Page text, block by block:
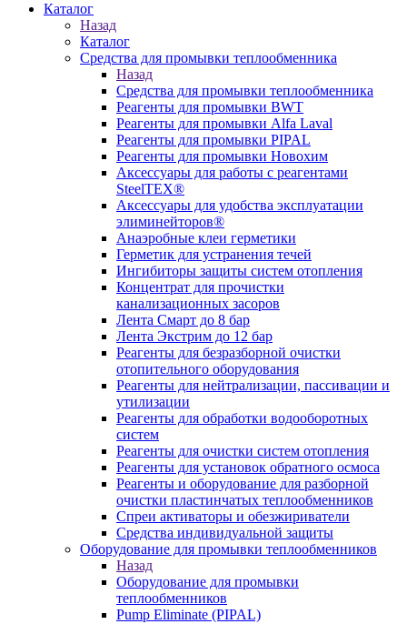
Каталог
Назад
Каталог
Средства для промывки теплообменника
Назад
Средства для промывки теплообменника
Реагенты для промывки BWT
Реагенты для промывки Alfa Laval
Реагенты для промывки PIPAL
Реагенты для промывки Новохим
Аксессуары для работы с реагентами
SteelTEX®
Аксессуары для удобства эксплуатации
элиминейторов®
Анаэробные клеи герметики
Герметик для устранения течей
Ингибиторы защиты систем отопления
Концентрат для прочистки
канализационных засоров
Лента Смарт до 8 бар
Лента Экстрим до 12 бар
Реагенты для безразборной очистки
отопительного оборудования
Реагенты для нейтрализации, пассивации и
утилизации
Реагенты для обработки водооборотных
систем
Реагенты для очистки систем отопления
Реагенты для установок обратного осмоса
Реагенты и оборудование для разборной
очистки пластинчатых теплообменников
Спреи активаторы и обезжириватели
Средства индивидуальной защиты
Оборудование для промывки теплообменников
Назад
Оборудование для промывки
теплообменников
Pump Eliminate (PIPAL)